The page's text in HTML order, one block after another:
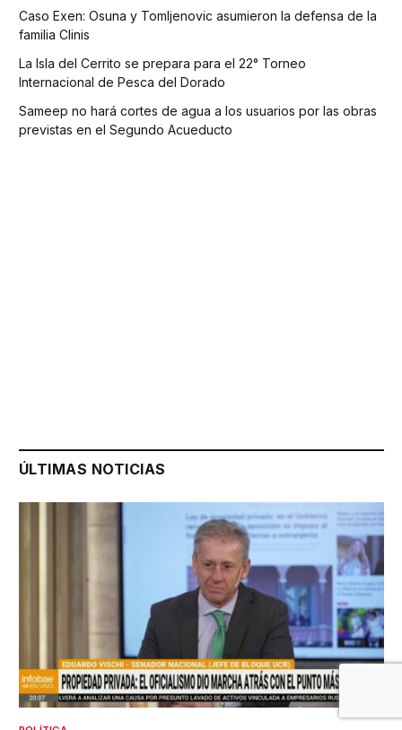
Caso Exen: Osuna y Tomljenovic asumieron la defensa de la
familia Clinis
La Isla del Cerrito se prepara para el 22° Torneo
Internacional de Pesca del Dorado
Sameep no hará cortes de agua a los usuarios por las obras
previstas en el Segundo Acueducto
ÚLTIMAS NOTICIAS